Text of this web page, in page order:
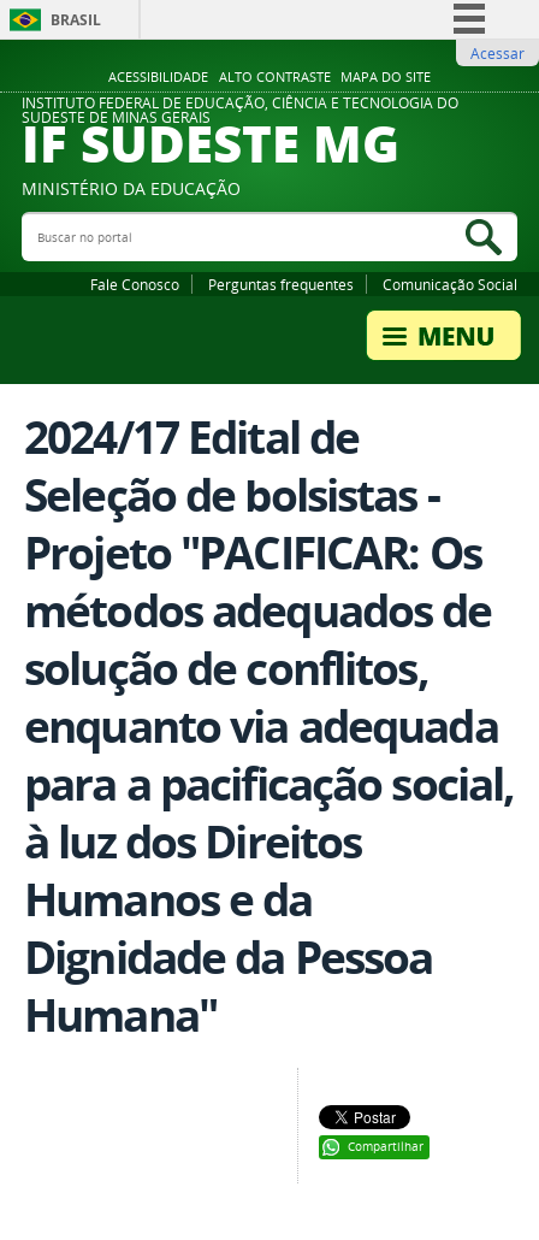
ACESSIBILIDADE ALTO CONTRASTE MAPA DO SITE
BRASIL
Comunica BR
Participe
Legislação
Acessar
INSTITUTO FEDERAL DE EDUCAÇÃO, CIÊNCIA E TECNOLOGIA DO
SUDESTE DE MINAS GERAIS
IF SUDESTE MG
MINISTÉRIO DA EDUCAÇÃO
Buscar no portal
Fale Conosco Perguntas frequentes Comunicação Social
2024/17 Edital de
Seleção de bolsistas -
Projeto "PACIFICAR: Os
métodos adequados de
solução de conflitos,
enquanto via adequada
para a pacificação social,
à luz dos Direitos
Humanos e da
Dignidade da Pessoa
Humana"
Compartilhar